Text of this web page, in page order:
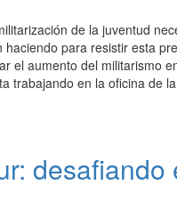
de la juventud
haciendo para resistir esta
el aumento del militarismo
trabajando en la oficina de